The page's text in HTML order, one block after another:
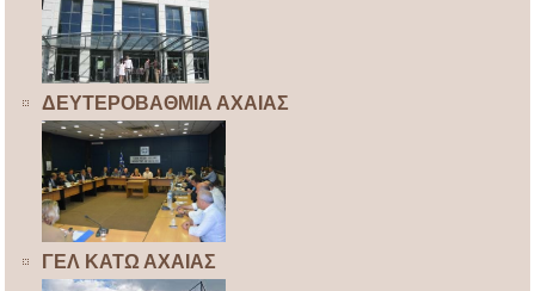
ΔΕΥΤΕΡΟΒΑΘΜΙΑ ΑΧΑΙΑΣ
ΓΕΛ ΚΑΤΩ ΑΧΑΙΑΣ